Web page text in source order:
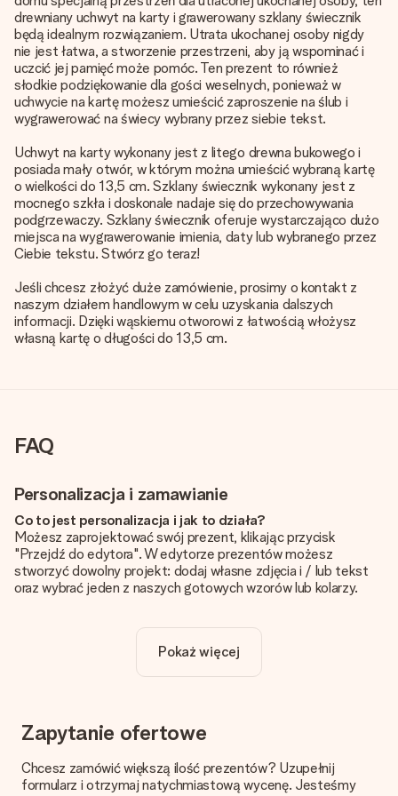
drewniany uchwyt na karty i grawerowany szklany świecznik
będą idealnym rozwiązaniem. Utrata ukochanej osoby nigdy
nie jest łatwa, a stworzenie przestrzeni, aby ją wspominać i
uczcić jej pamięć może pomóc. Ten prezent to również
słodkie podziękowanie dla gości weselnych, ponieważ w
uchwycie na kartę możesz umieścić zaproszenie na ślub i
wygrawerować na świecy wybrany przez siebie tekst.
Uchwyt na karty wykonany jest z litego drewna bukowego i
posiada mały otwór, w którym można umieścić wybraną kartę
o wielkości do 13,5 cm. Szklany świecznik wykonany jest z
mocnego szkła i doskonale nadaje się do przechowywania
podgrzewaczy. Szklany świecznik oferuje wystarczająco dużo
miejsca na wygrawerowanie imienia, daty lub wybranego przez
Ciebie tekstu. Stwórz go teraz!
Jeśli chcesz złożyć duże zamówienie, prosimy o kontakt z
naszym działem handlowym w celu uzyskania dalszych
informacji. Dzięki wąskiemu otworowi z łatwością włożysz
własną kartę o długości do 13,5 cm.
FAQ
Personalizacja i zamawianie
Co to jest personalizacja i jak to działa?
Możesz zaprojektować swój prezent, klikając przycisk
"Przejdź do edytora". W edytorze prezentów możesz
stworzyć dowolny projekt: dodaj własne zdjęcia i / lub tekst
oraz wybrać jeden z naszych gotowych wzorów lub kolarzy.
Cena podana na stronie internetowej obejmuje personalizację
Twojego prezentu - ilość zdjęć lub tekstów nie wpływa na
jakość?
Chcemy mieć pewność, że będziesz w pełni zadowolony ze
wysokiej jakości. Jeśli nie masz pewności co do jakości zdjęcia,
skontaktuj się z naszym działem obsługi klienta i dołącz
Pokaż więcej
Zapytanie ofertowe
Chcesz zamówić większą ilość prezentów? Uzupełnij
formularz i otrzymaj natychmiastową wycenę. Jesteśmy